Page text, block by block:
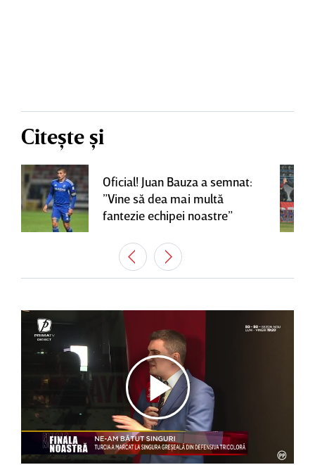
Citește și
Oficial! Juan Bauza a semnat:
”Vine să dea mai multă
fantezie echipei noastre”